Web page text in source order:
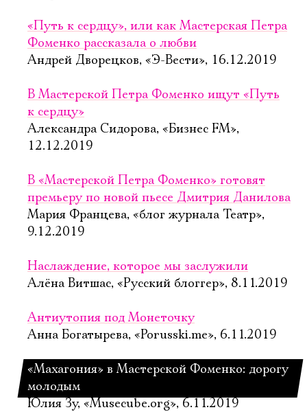
«Путь к сердцу», или как Мастерская Петра
Фоменко рассказала о любви
Андрей Дворецков, «Э-Вести», 16.12.2019
В Мастерской Петра Фоменко ищут «Путь
к сердцу»
Александра Сидорова, «Бизнес FM»,
12.12.2019
В «Мастерской Петра Фоменко» готовят
премьеру по новой пьесе Дмитрия Данилова
Мария Францева, «блог журнала Театр»,
9.12.2019
Наслаждение, которое мы заслужили
Алёна Витшас, «Русский блоггер», 8.11.2019
Антиутопия под Монеточку
Анна Богатырева, «Porusski.me», 6.11.2019
«Махагония» в Мастерской Фоменко: дорогу
молодым
Юлия Зу, «Musecube.org», 6.11.2019